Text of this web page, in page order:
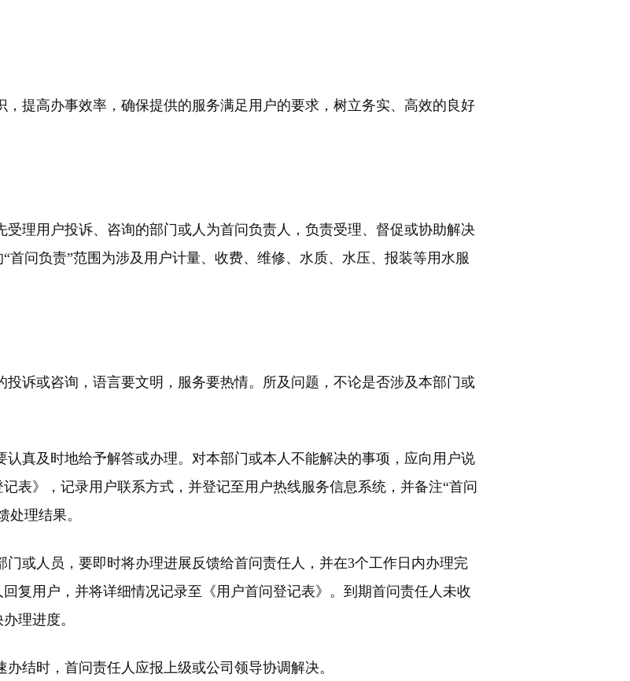
，提高办事效率，确保提供的服务满足用户的要求，树立务实、高效的良好
受理用户投诉、咨询的部门或人为首问负责人，负责受理、督促或协助解决
首问负责”范围为涉及用户计量、收费、维修、水质、水压、报装等用水服
投诉或咨询，语言要文明，服务要热情。所及问题，不论是否涉及本部门或
认真及时地给予解答或办理。对本部门或本人不能解决的事项，应向用户说
表》，记录用户联系方式，并登记至用户热线服务信息系统，并备注“首问
处理结果。
或人员，要即时将办理进展反馈给首问责任人，并在3个工作日内办理完
复用户，并将详细情况记录至《用户首问登记表》。到期首问责任人未收
理进度。
结时，首问责任人应报上级或公司领导协调解决。